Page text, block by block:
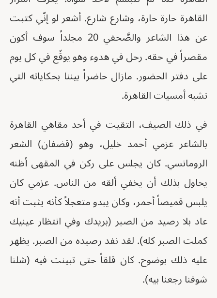
القاهرة حارة حارة، وشارع شارع. أشعر لو إنّي كتبت
عن هذا الشاعر والصَّحفي 20 مجلداً سوف أكون
مقصراً في حقه. رحل في هدوء وهو يوقّع في كل يوم
على دفتر الحضور. مازال حاضراً بيننا بحكاياته التي
تشبه أمسيات القاهرة.
في ذلك الصيف، التقيت في أحد مقاهي القاهرة
بالشاعر عزمي أحمد خليل، وهو (قضفان) الشعر
الرومانسي. كان يجلس على ركن في المقهى أظنه
يحاول بذلك أن يخفي ألقه من الناس. عزمي كان
يلبس قميصاً أحمر، وكان يبدو متعجلاً كأنه يثبت أنه
عاد بلا رصيد من الصبر (بريدك وفي انتظار عينيك
كملت الصبر كله). لقد نفد رصيده من الصبر. يظهر
عليه ذلك بوضوح. كان قلقاً حتى تبينت فيه (شلنا
شوقنا رجعنا بيه).